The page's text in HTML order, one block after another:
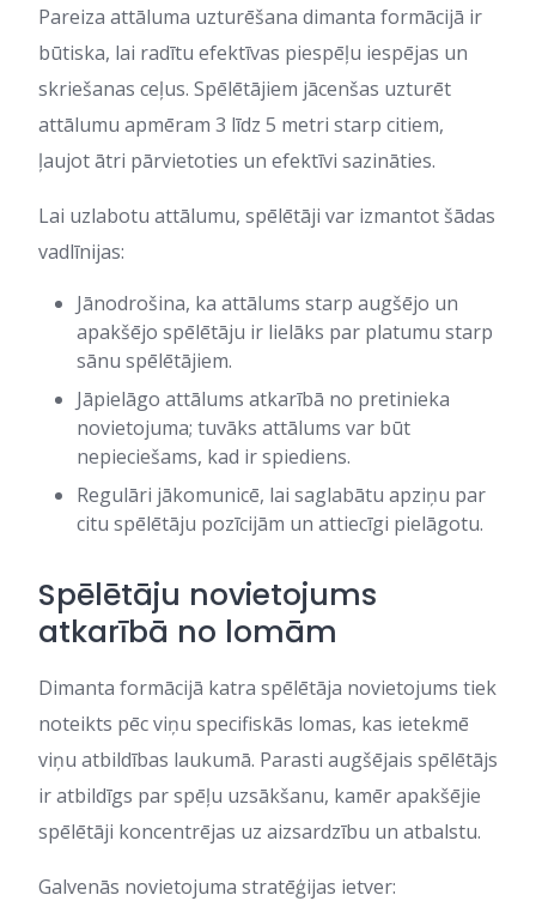
Pareiza attāluma uzturēšana dimanta formācijā ir
būtiska, lai radītu efektīvas piespēļu iespējas un
skriešanas ceļus. Spēlētājiem jācenšas uzturēt
attālumu apmēram 3 līdz 5 metri starp citiem,
ļaujot ātri pārvietoties un efektīvi sazināties.
Lai uzlabotu attālumu, spēlētāji var izmantot šādas
vadlīnijas:
Jānodrošina, ka attālums starp augšējo un
apakšējo spēlētāju ir lielāks par platumu starp
sānu spēlētājiem.
Jāpielāgo attālums atkarībā no pretinieka
novietojuma; tuvāks attālums var būt
nepieciešams, kad ir spiediens.
Regulāri jākomunicē, lai saglabātu apziņu par
citu spēlētāju pozīcijām un attiecīgi pielāgotu.
Spēlētāju novietojums
atkarībā no lomām
Dimanta formācijā katra spēlētāja novietojums tiek
noteikts pēc viņu specifiskās lomas, kas ietekmē
viņu atbildības laukumā. Parasti augšējais spēlētājs
ir atbildīgs par spēļu uzsākšanu, kamēr apakšējie
spēlētāji koncentrējas uz aizsardzību un atbalstu.
Galvenās novietojuma stratēģijas ietver: